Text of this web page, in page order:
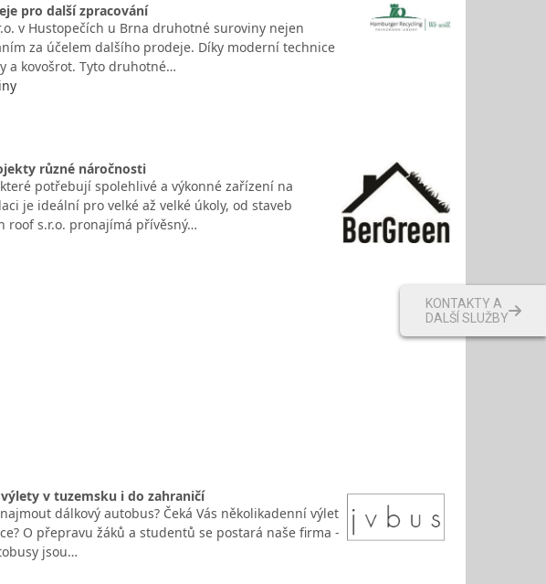
pro další zpracování
v Hustopečích u Brna druhotné suroviny nejen
za účelem dalšího prodeje. Díky moderní technice
a kovošrot. Tyto druhotné…
různé náročnosti
potřebují spolehlivé a výkonné zařízení na
je ideální pro velké až velké úkoly, od staveb
roof s.r.o. pronajímá přívěsný…
v tuzemsku i do zahraničí
dálkový autobus? Čeká Vás několikadenní výlet
O přepravu žáků a studentů se postará naše firma -
jsou…
KONTAKTY A
DALŠÍ SLUŽBY